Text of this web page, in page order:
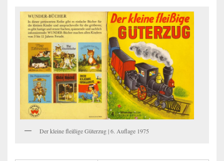
Der kleine fleißige Güterzug | 6. Auflage 1975